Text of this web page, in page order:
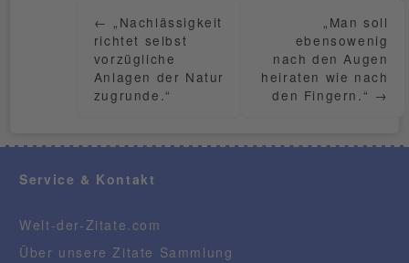
inspirierende
Zitate
← „Nachlässigkeit
richtet selbst
vorzügliche
Anlagen der Natur
zugrunde.“
„Man soll
ebensowenig
nach den Augen
heiraten wie nach
den Fingern.“ →
Service & Kontakt
Welt-der-Zitate.com
Über unsere Zitate Sammlung